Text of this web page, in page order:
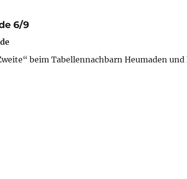
6/9
beim Tabellennachbarn Heumaden
6/9“